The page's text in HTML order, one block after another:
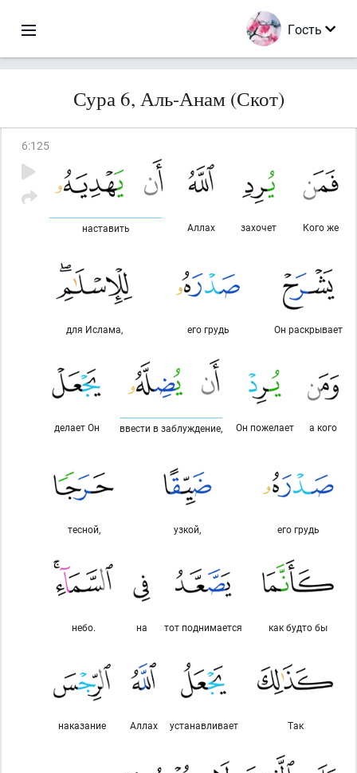
Гость
Сура 6, Аль-Анам (Скот)
6:125
Кого же
захочет
Аллах
наставить
Он раскрывает
его грудь
для Ислама,
а кого
Он пожелает
ввести в заблуждение,
делает Он
его грудь
узкой,
тесной,
как будто бы
тот поднимается
на
небо.
Так
устанавливает
Аллах
наказание